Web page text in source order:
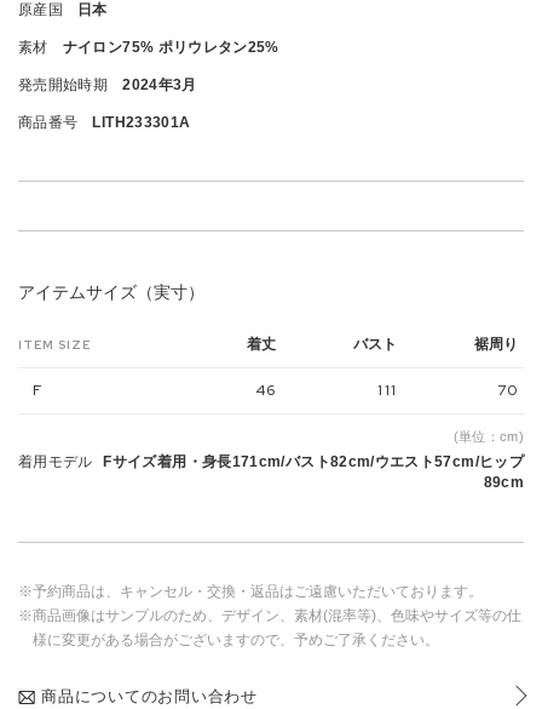
原産国 日本
素材 ナイロン75% ポリウレタン25%
発売開始時期 2024年3月
商品番号 LITH233301A
アイテムサイズ（実寸）
ITEM SIZE 着丈 バスト 裾周り
F 46 111 70
(単位：cm)
着用モデル
Fサイズ着用・身長171cm/バスト82cm/ウエスト57cm/ヒップ
89cm
※予約商品は、キャンセル・交換・返品はご遠慮いただいております。
※商品画像はサンプルのため、デザイン、素材(混率等)、色味やサイズ等の仕
様に変更がある場合がございますので、予めご了承ください。
商品についてのお問い合わせ